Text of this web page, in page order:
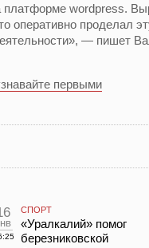
платформе wordpress.
оперативно проделал
— пишет
первыми
СПОРТ
«Уралкалий» помог
березниковской